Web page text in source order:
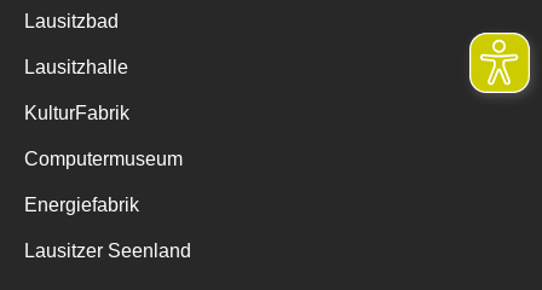
Lausitzbad
Lausitzhalle
KulturFabrik
Computermuseum
Energiefabrik
Lausitzer Seenland